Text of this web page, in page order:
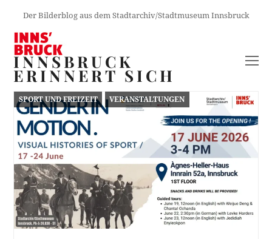
Der Bilderblog aus dem Stadtarchiv/Stadtmuseum Innsbruck
INNSBRUCK
ERINNERT SICH
SPORT UND FREIZEIT VERANSTALTUNGEN